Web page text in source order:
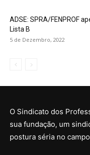
ADSE: SPRA/FENPROF
Lista B
5 de Dezembro, 2022
O Sindicato dos
sua fundação, um
postura séria no